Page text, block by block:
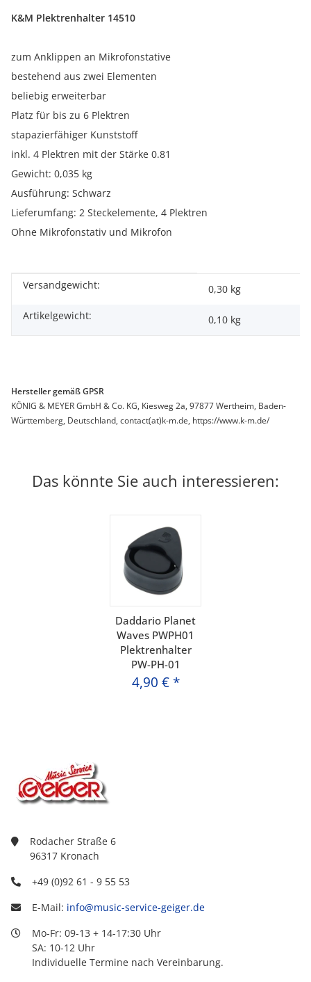
K&M Plektrenhalter 14510
zum Anklippen an Mikrofonstative
bestehend aus zwei Elementen
beliebig erweiterbar
Platz für bis zu 6 Plektren
stapazierfähiger Kunststoff
inkl. 4 Plektren mit der Stärke 0.81
Gewicht: 0,035 kg
Ausführung: Schwarz
Lieferumfang: 2 Steckelemente, 4 Plektren
Ohne Mikrofonstativ und Mikrofon
Produkteigenschaft
Wert
Versandgewicht:
0,30 kg
Artikelgewicht:
0,10 kg
Hersteller gemäß GPSR
KÖNIG & MEYER GmbH & Co. KG, Kiesweg 2a, 97877 Wertheim, Baden-
Württemberg, Deutschland, contact(at)k-m.de, https://www.k-m.de/
Das könnte Sie auch interessieren:
Daddario Planet
Waves PWPH01
Plektrenhalter
PW-PH-01
4,90 € *
Rodacher Straße 6
96317 Kronach
+49 (0)92 61 - 9 55 53
E-Mail: info@music-service-geiger.de
Mo-Fr: 09-13 + 14-17:30 Uhr
SA: 10-12 Uhr
Individuelle Termine nach Vereinbarung.